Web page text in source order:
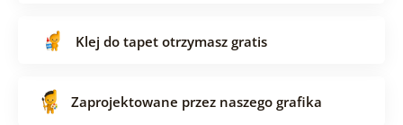
Klej do tapet otrzymasz gratis
Zaprojektowane przez naszego grafika